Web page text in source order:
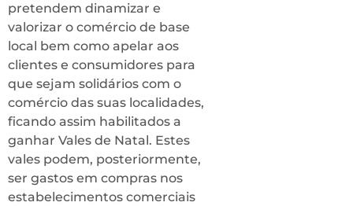
pretendem dinamizar e
valorizar o comércio de base
local bem como apelar aos
clientes e consumidores para
que sejam solidários com o
comércio das suas localidades,
ficando assim habilitados a
ganhar Vales de Natal. Estes
vales podem, posteriormente,
ser gastos em compras nos
estabelecimentos comerciais